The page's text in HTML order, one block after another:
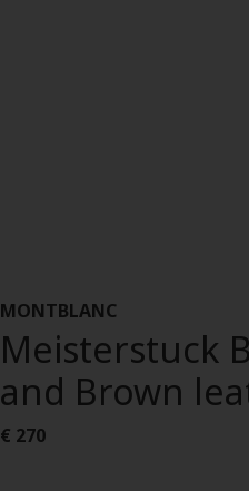
MONTBLANC
Meisterstuck
and Brown
€ 270